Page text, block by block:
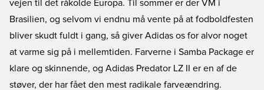
vejen til det råkolde Europa. Til sommer er der VM i
Brasilien, og selvom vi endnu må vente på at fodboldfesten
bliver skudt fuldt i gang, så giver Adidas os for alvor noget
at varme sig på i mellemtiden. Farverne i Samba Package er
klare og skinnende, og Adidas Predator LZ II er en af de
støver, der har fået den mest radikale farveændring.